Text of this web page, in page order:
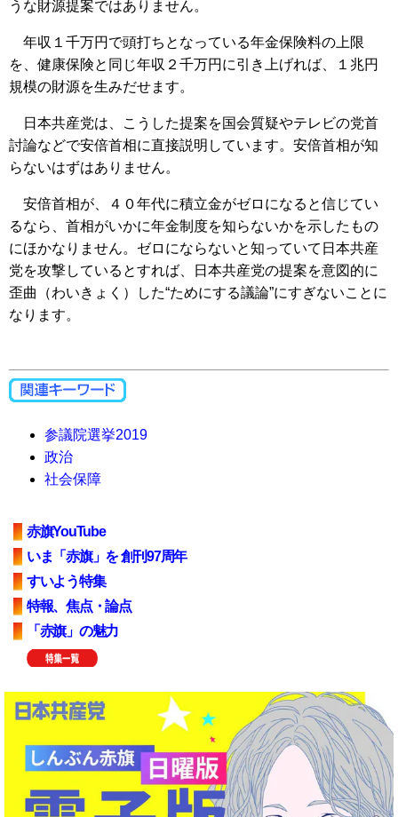
うな財源提案ではありません。
年収１千万円で頭打ちとなっている年金保険料の上限
を、健康保険と同じ年収２千万円に引き上げれば、１兆円
規模の財源を生みだせます。
日本共産党は、こうした提案を国会質疑やテレビの党首
討論などで安倍首相に直接説明しています。安倍首相が知
らないはずはありません。
安倍首相が、４０年代に積立金がゼロになると信じてい
るなら、首相がいかに年金制度を知らないかを示したもの
にほかなりません。ゼロにならないと知っていて日本共産
党を攻撃しているとすれば、日本共産党の提案を意図的に
歪曲（わいきょく）した“ためにする議論”にすぎないことに
なります。
参議院選挙2019
政治
社会保障
赤旗YouTube
いま「赤旗」を 創刊97周年
すいよう特集
特報、焦点・論点
「赤旗」の魅力